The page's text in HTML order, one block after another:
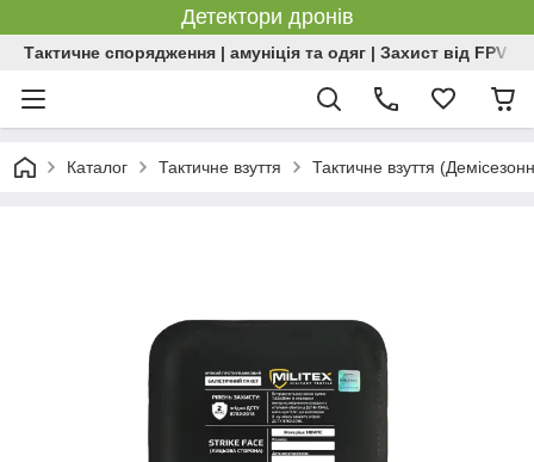
Детектори дронів
Тактичне спорядження | амуніція та одяг | Захист від FPV |
Каталог Тактичне взуття Тактичне взуття